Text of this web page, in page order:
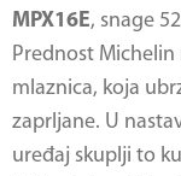
MPX16E, snage
Prednost
mlaznica, koja
zaprljane. U
uređaj skuplji to